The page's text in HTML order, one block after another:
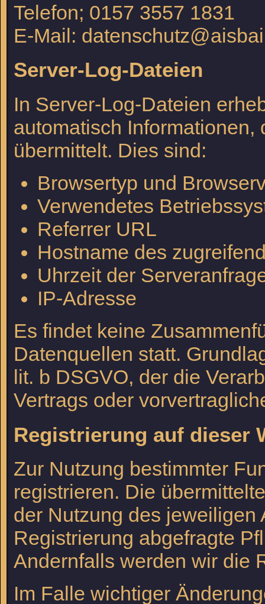
Telefon; 0157 3557 1831
E-Mail:
Server-Log-Dateien
In Server-Log-Dateien
automatisch
übermittelt. Dies sind:
Browsertyp und
Verwendetes
Referrer URL
Hostname des
Uhrzeit der
IP-Adresse
Es findet keine
Datenquellen statt.
lit. b DSGVO, der die
Vertrags oder
Registrierung auf dieser
Zur Nutzung bestimmter
registrieren. Die
der Nutzung des
Registrierung abgefragte
Andernfalls werden wir die
Im Falle wichtiger